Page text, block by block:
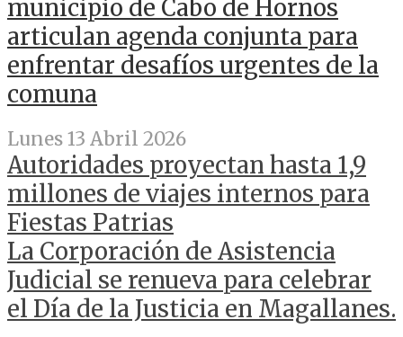
municipio de Cabo de Hornos
articulan agenda conjunta para
enfrentar desafíos urgentes de la
comuna
Lunes 13 Abril 2026
Autoridades proyectan hasta 1,9
millones de viajes internos para
Fiestas Patrias
La Corporación de Asistencia
Judicial se renueva para celebrar
el Día de la Justicia en Magallanes.